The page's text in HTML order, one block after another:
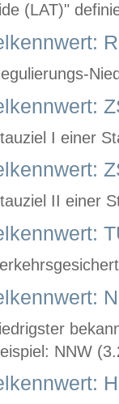
(LAT)"
I einer
II einer
NNW